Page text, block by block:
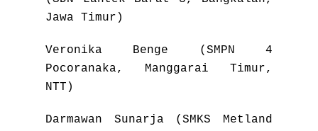
Jawa Timur)
Veronika Benge (SMPN 4
Pocoranaka, Manggarai Timur,
NTT)
Darmawan Sunarja (SMKS Metland